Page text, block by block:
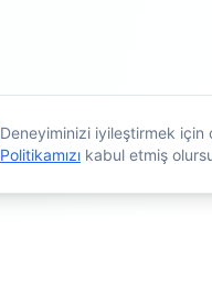
Deneyiminizi iyileştirmek
Politikamızı kabul etmiş